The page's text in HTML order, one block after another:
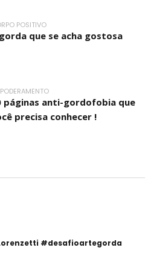
POSITIVO
que se acha gostosa
páginas anti-gordofobia que
precisa conhecer !
#desafioartegorda